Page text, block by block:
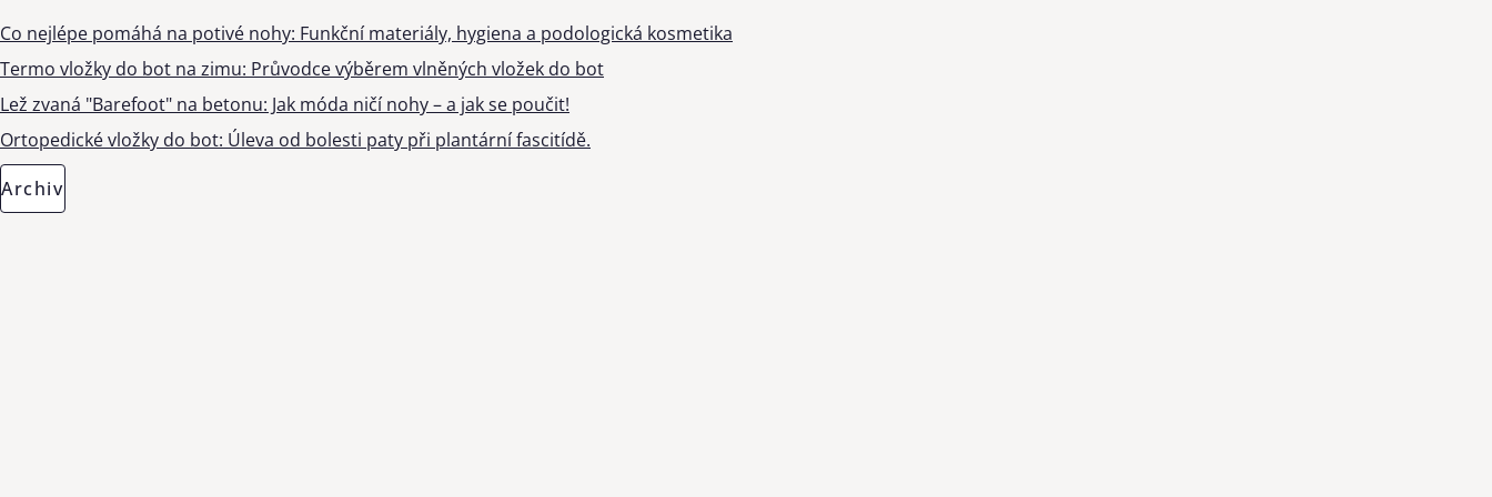
Co nejlépe pomáhá na potivé nohy: Funkční materiály, hygiena a podologická kosmetika
Termo vložky do bot na zimu: Průvodce výběrem vlněných vložek do bot
Lež zvaná "Barefoot" na betonu: Jak móda ničí nohy – a jak se poučit!
Ortopedické vložky do bot: Úleva od bolesti paty při plantární fascitídě.
Archiv